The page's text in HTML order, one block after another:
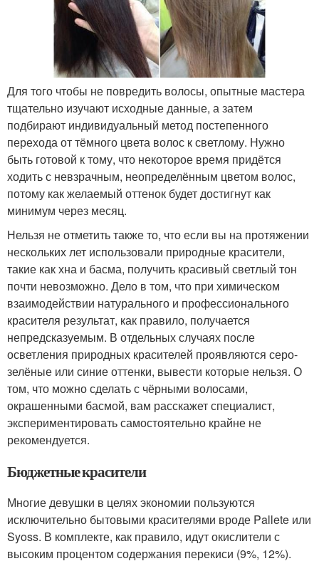
Для того чтобы не повредить волосы, опытные мастера
тщательно изучают исходные данные, а затем
подбирают индивидуальный метод постепенного
перехода от тёмного цвета волос к светлому. Нужно
быть готовой к тому, что некоторое время придётся
ходить с невзрачным, неопределённым цветом волос,
потому как желаемый оттенок будет достигнут как
минимум через месяц.
Нельзя не отметить также то, что если вы на протяжении
нескольких лет использовали природные красители,
такие как хна и басма, получить красивый светлый тон
почти невозможно. Дело в том, что при химическом
взаимодействии натурального и профессионального
красителя результат, как правило, получается
непредсказуемым. В отдельных случаях после
осветления природных красителей проявляются серо-
зелёные или синие оттенки, вывести которые нельзя. О
том, что можно сделать с чёрными волосами,
окрашенными басмой, вам расскажет специалист,
экспериментировать самостоятельно крайне не
рекомендуется.
Бюджетные красители
Многие девушки в целях экономии пользуются
исключительно бытовыми красителями вроде Pallete или
Syoss. В комплекте, как правило, идут окислители с
высоким процентом содержания перекиси (9%, 12%).